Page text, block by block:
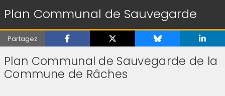
Plan Communal de Sauvegarde
Partagez
Plan Communal de Sauvegarde de la
Commune de Râches